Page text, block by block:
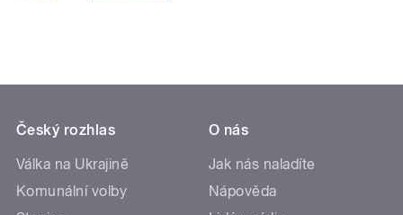
Český rozhlas
Válka na Ukrajině
Komunální volby
O nás
Jak nás naladíte
Nápověda